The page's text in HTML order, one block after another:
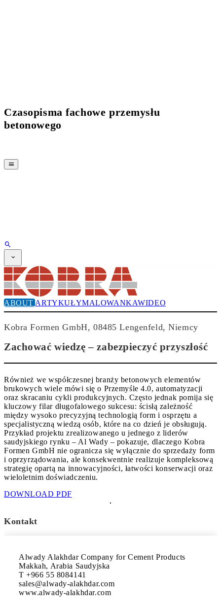
Czasopisma fachowe przemysłu
betonowego
Magazyn
CPI-TV
WYDARZENIA
BUYERS' GUIDE
JOB BRIDGE
NEWSLETTER
REKLAMA
ABONAMENT
ABOUTARTYKUŁYMALOWANKAWIDEO
Kobra Formen GmbH, 08485 Lengenfeld, Niemcy
Zachować wiedzę – zabezpieczyć przyszłość
Również we współczesnej branży betonowych elementów
brukowych wiele mówi się o Przemyśle 4.0, automatyzacji
oraz skracaniu cykli produkcyjnych. Często jednak pomija się
kluczowy filar długofalowego sukcesu: ścisłą zależność
między wysoko precyzyjną technologią form i osprzętu a
specjalistyczną wiedzą osób, które na co dzień je obsługują.
Przykład projektu zrealizowanego u jednego z liderów
saudyjskiego rynku – Al Wady – pokazuje, dlaczego Kobra
Formen GmbH nie ogranicza się wyłącznie do sprzedaży form
i oprzyrządowania, ale konsekwentnie realizuje kompleksową
strategię opartą na innowacyjności, łatwości konserwacji oraz
wieloletnim doświadczeniu.
DOWNLOAD PDF
Kontakt
Alwady Alakhdar Company for Cement Products
Makkah, Arabia Saudyjska
T +966 55 8084141
sales@alwady-alakhdar.com
www.alwady-alakhdar.com